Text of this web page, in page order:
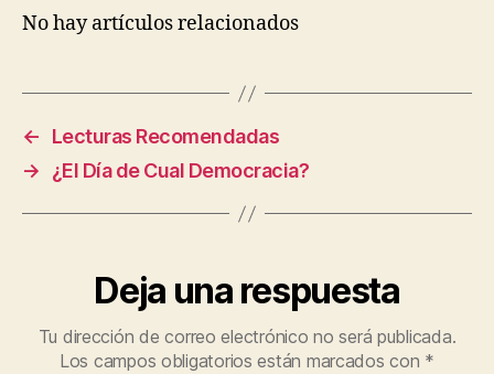
No hay artículos relacionados
←
Lecturas Recomendadas
→
¿El Día de Cual Democracia?
Deja una respuesta
Tu dirección de correo electrónico no será publicada.
Los campos obligatorios están marcados con *